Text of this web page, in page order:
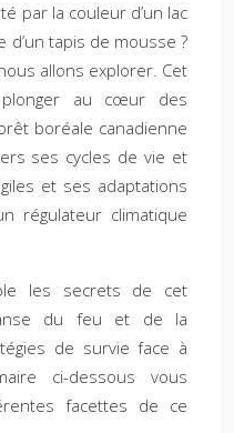
par la couleur d’un lac
d’un tapis de mousse ?
allons explorer. Cet
au cœur des
boréale canadienne
ses cycles de vie et
et ses adaptations
régulateur climatique
les secrets de cet
du feu et de la
de survie face à
ci-dessous vous
facettes de ce